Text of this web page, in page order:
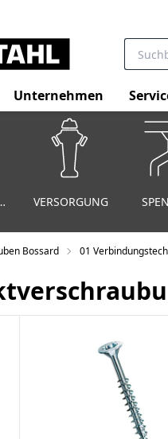
Unternehmen
VERSORGUNG
Bossard 01